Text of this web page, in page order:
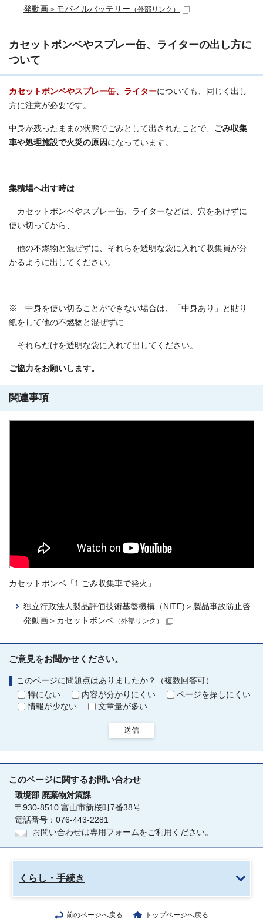
発動画＞モバイルバッテリー （外部リンク）
カセットボンベやスプレー缶、ライターの出し方に
ついて
カセットボンベやスプレー缶、ライターについても、同じく出し
方に注意が必要です。
中身が残ったままの状態でごみとして出されたことで、 ごみ収集
車や処理施設で火災の原因 になっています。
集積場へ出す時は
カセットボンベやスプレー缶、ライターなどは、穴をあけずに
使い切ってから、
他の不燃物と混ぜずに、それらを透明な袋に入れて収集員が分
かるように出してください。
※ 中身を使い切ることができない場合は、「中身あり」と貼り
紙をして他の不燃物と混ぜずに
それらだけを透明な袋に入れて出してください。
ご協力をお願いします。
関連事項
カセットボンベ「1.ごみ収集車で発火」
独立行政法人製品評価技術基盤機構（NITE)＞製品事故防止啓
発動画＞カセットボンベ （外部リンク）
ご意見をお聞かせください。
このページに問題点はありましたか？（複数回答可）
特にない
内容が分かりにくい
ページを探しにくい
情報が少ない
文章量が多い
送信
このページに関するお問い合わせ
環境部 廃棄物対策課
〒930-8510 富山市新桜町7番38号
電話番号：076-443-2281
お問い合わせは専用フォームをご利用ください。
くらし・手続き
前のページへ戻る トップページへ戻る